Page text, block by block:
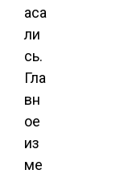
аса
ли
сь.
Гла
вн
ое
из
ме